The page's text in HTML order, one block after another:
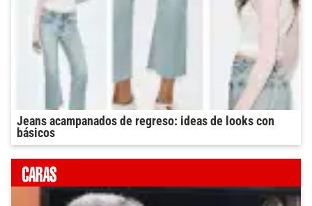
Jeans acampanados de regreso: ideas de looks con
básicos